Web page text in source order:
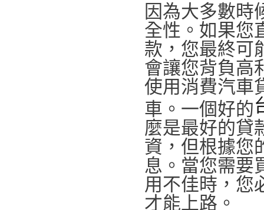
因為大多數時
全性。如果您
款，您最終可
會讓您背負高
使用消費汽車
車。一個好的
麼是最好的貸
資，但根據您
息。當您需要
用不佳時，您
才能上路。